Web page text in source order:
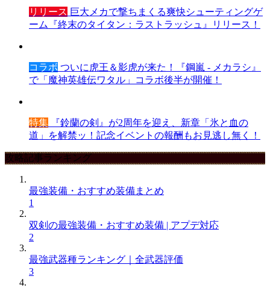
リリース 巨大メカで撃ちまくる爽快シューティングゲ
ーム『終末のタイタン：ラストラッシュ』リリース！
コラボ ついに虎王＆影虎が来た！『鋼嵐 - メカラシ』
で「魔神英雄伝ワタル」コラボ後半が開催！
特集 『鈴蘭の剣』が2周年を迎え、新章「氷と血の
道」を解禁ッ！記念イベントの報酬もお見逃し無く！
攻略記事ランキング
最強装備・おすすめ装備まとめ
1
双剣の最強装備・おすすめ装備 | アプデ対応
2
最強武器種ランキング｜全武器評価
3